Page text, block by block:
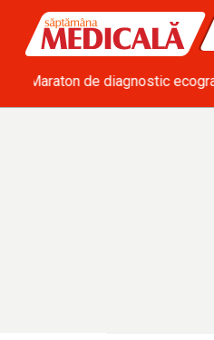
• SRATI solicită măsuri